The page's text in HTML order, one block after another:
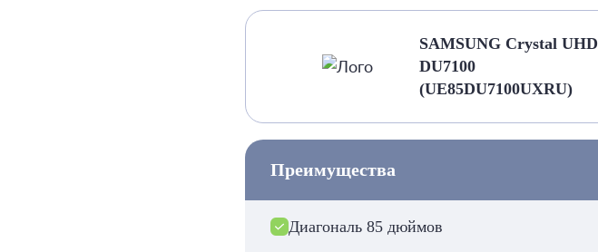
SAMSUNG Crystal UHD
DU7100
(UE85DU7100UXRU)
Преимущества
Диагональ 85 дюймов